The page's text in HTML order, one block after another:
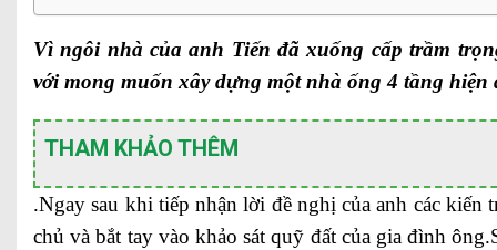
Vì ngôi nhà của anh Tiến đã xuống cấp trầm
với mong muốn xây dựng một nhà ống 4 tầng hiện
THAM KHẢO THÊM
.Ngay sau khi tiếp nhận lời đề nghị của anh các kiến
chủ và bắt tay vào khảo sát quỹ đất của gia đình